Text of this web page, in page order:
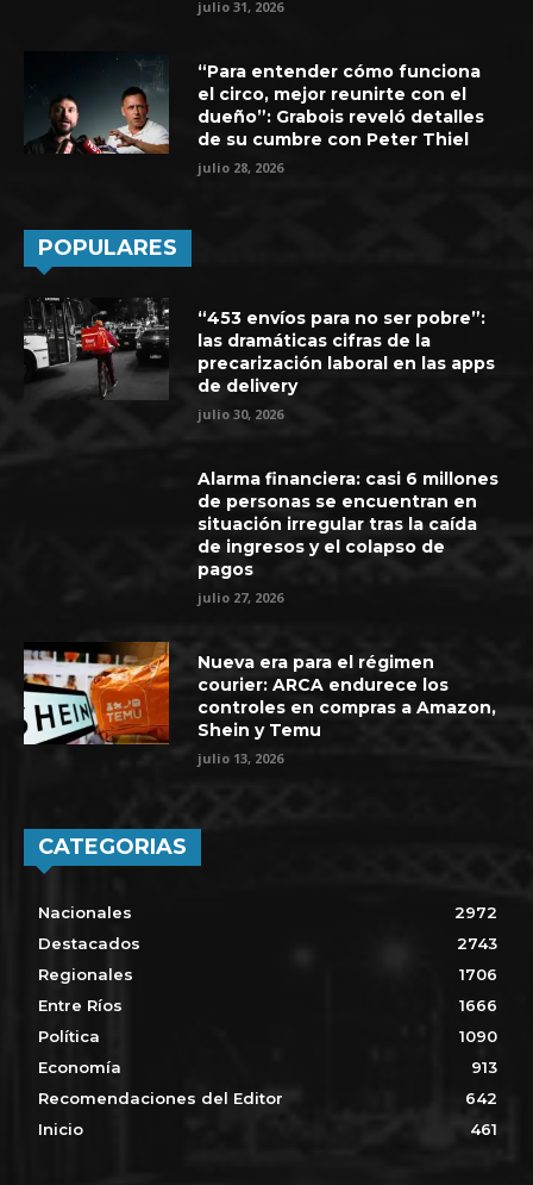
julio 31, 2026
“Para entender cómo funciona
el circo, mejor reunirte con el
dueño”: Grabois reveló detalles
de su cumbre con Peter Thiel
julio 28, 2026
POPULARES
“453 envíos para no ser pobre”:
las dramáticas cifras de la
precarización laboral en las apps
de delivery
julio 30, 2026
Alarma financiera: casi 6 millones
de personas se encuentran en
situación irregular tras la caída
de ingresos y el colapso de
pagos
julio 27, 2026
Nueva era para el régimen
courier: ARCA endurece los
controles en compras a Amazon,
Shein y Temu
julio 13, 2026
CATEGORIAS
Nacionales
2972
Destacados
2743
Regionales
1706
Entre Ríos
1666
Política
1090
Economía
913
Recomendaciones del Editor
642
Inicio
461